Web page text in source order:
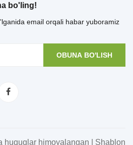
bo'ling!
email orqali habar yuboramiz
OBUNA BO'LISH
huquqlar himoyalangan | Shablon